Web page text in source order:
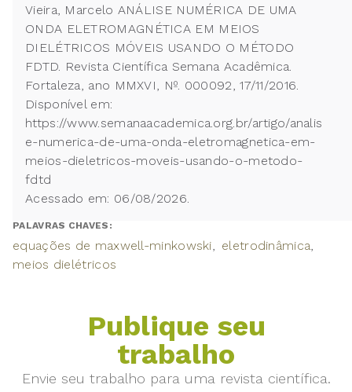
Vieira, Marcelo ANÁLISE NUMÉRICA DE UMA
ONDA ELETROMAGNÉTICA EM MEIOS
DIELÉTRICOS MÓVEIS USANDO O MÉTODO
FDTD. Revista Científica Semana Acadêmica.
Fortaleza, ano MMXVI, Nº. 000092, 17/11/2016.
Disponível em:
https://www.semanaacademica.org.br/artigo/analis
e-numerica-de-uma-onda-eletromagnetica-em-
meios-dieletricos-moveis-usando-o-metodo-
fdtd
Acessado em: 06/08/2026.
PALAVRAS CHAVES:
equações de maxwell-minkowski
eletrodinâmica
meios dielétricos
Publique seu
trabalho
Envie seu trabalho para uma revista científica.